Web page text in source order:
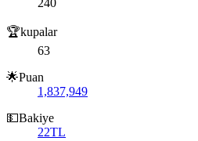
🏆kupalar
63
🌟Puan
1,837,949
💵Bakiye
22TL